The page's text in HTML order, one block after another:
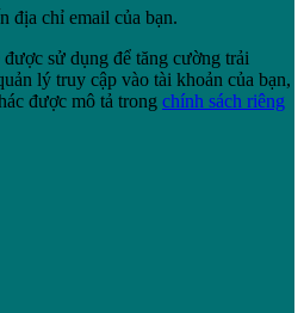
địa chỉ email của bạn.
sử dụng để tăng cường trải
lý truy cập vào tài khoản của bạn,
được mô tả trong chính sách riêng